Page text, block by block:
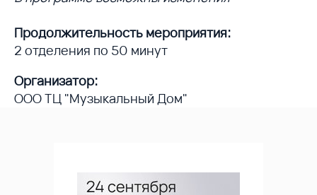
Продолжительность мероприятия:
2 отделения по 50 минут
Организатор:
ООО ТЦ "Музыкальный Дом"